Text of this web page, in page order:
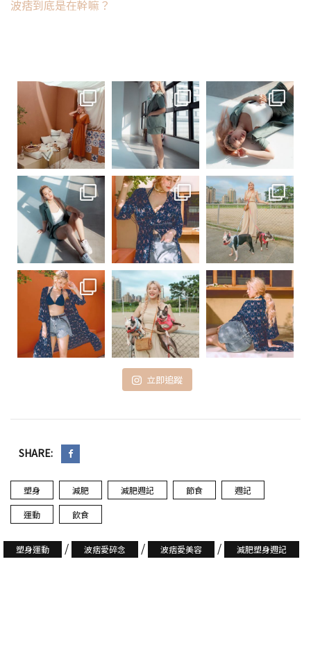
波痞到底是在幹嘛？
立即追蹤
SHARE:
塑身 減肥 減肥週記 節食 週記
運動 飲食
塑身運動 / 波痞愛碎念 / 波痞愛美容 / 減肥塑身週記